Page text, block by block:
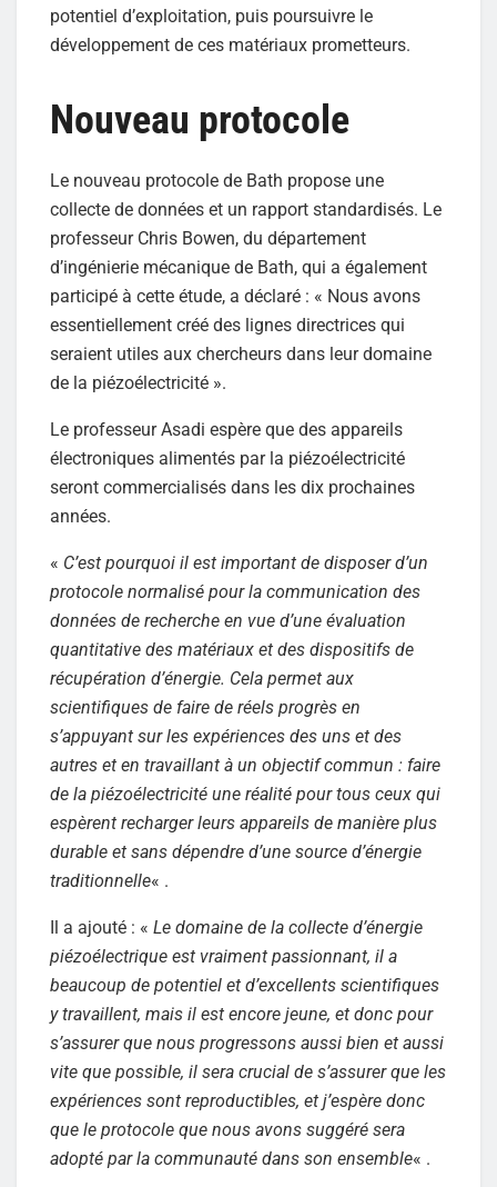
potentiel d’exploitation, puis poursuivre le
développement de ces matériaux prometteurs.
Nouveau protocole
Le nouveau protocole de Bath propose une
collecte de données et un rapport standardisés. Le
professeur Chris Bowen, du département
d’ingénierie mécanique de Bath, qui a également
participé à cette étude, a déclaré : « Nous avons
essentiellement créé des lignes directrices qui
seraient utiles aux chercheurs dans leur domaine
de la piézoélectricité ».
Le professeur Asadi espère que des appareils
électroniques alimentés par la piézoélectricité
seront commercialisés dans les dix prochaines
années.
« C’est pourquoi il est important de disposer d’un
protocole normalisé pour la communication des
données de recherche en vue d’une évaluation
quantitative des matériaux et des dispositifs de
récupération d’énergie. Cela permet aux
scientifiques de faire de réels progrès en
s’appuyant sur les expériences des uns et des
autres et en travaillant à un objectif commun : faire
de la piézoélectricité une réalité pour tous ceux qui
espèrent recharger leurs appareils de manière plus
durable et sans dépendre d’une source d’énergie
traditionnelle« .
Il a ajouté : « Le domaine de la collecte d’énergie
piézoélectrique est vraiment passionnant, il a
beaucoup de potentiel et d’excellents scientifiques
y travaillent, mais il est encore jeune, et donc pour
s’assurer que nous progressons aussi bien et aussi
vite que possible, il sera crucial de s’assurer que les
expériences sont reproductibles, et j’espère donc
que le protocole que nous avons suggéré sera
adopté par la communauté dans son ensemble« .